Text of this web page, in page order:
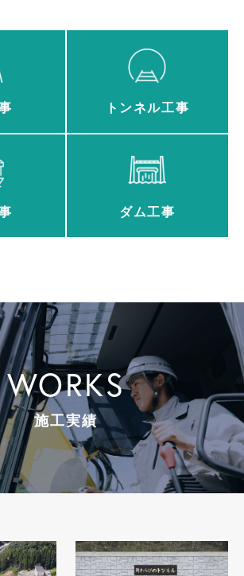
トンネル工事
ダム工事
WORKS
施工実績